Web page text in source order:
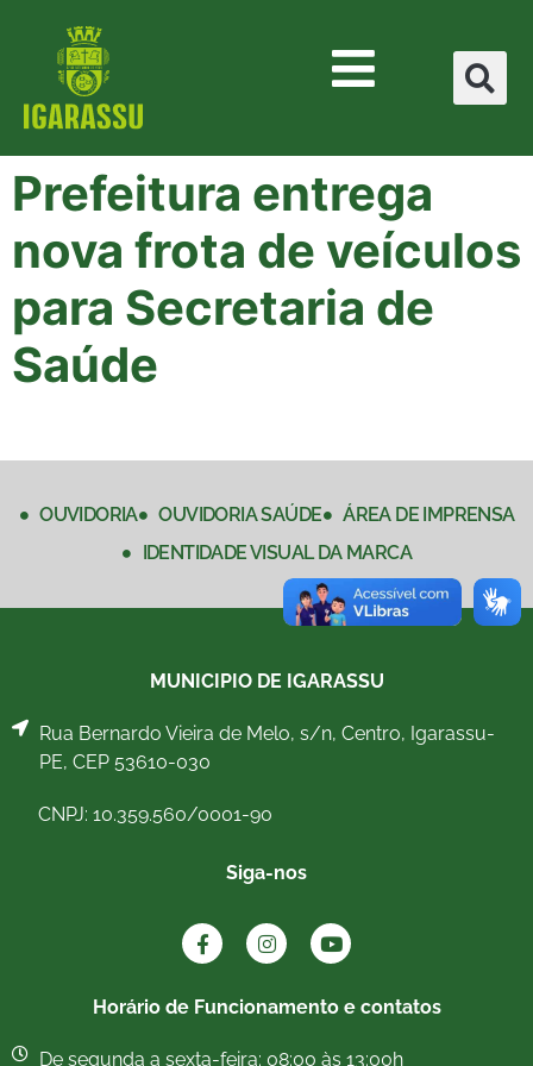
Prefeitura entrega
nova frota de veículos
para Secretaria de
Saúde
OUVIDORIA OUVIDORIA SAÚDE
ÁREA DE IMPRENSA
IDENTIDADE VISUAL DA MARCA
MUNICIPIO DE IGARASSU
Rua Bernardo Vieira de Melo, s/n, Centro, Igarassu-
PE, CEP 53610-030
CNPJ: 10.359.560/0001-90
Siga-nos
Horário de Funcionamento e contatos
De segunda a sexta-feira: 08:00 às 13:00h